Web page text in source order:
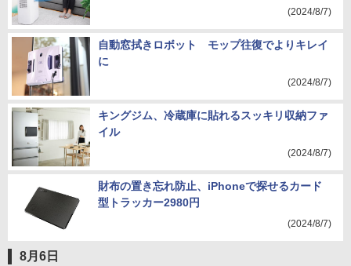
(2024/8/7)
自動窓拭きロボット モップ往復でよりキレイ
に
(2024/8/7)
キングジム、冷蔵庫に貼れるスッキリ収納ファ
イル
(2024/8/7)
財布の置き忘れ防止、iPhoneで探せるカード
型トラッカー2980円
(2024/8/7)
8月6日